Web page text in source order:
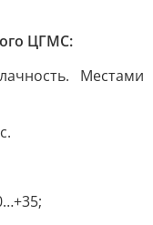
ЦГМС:
Местами